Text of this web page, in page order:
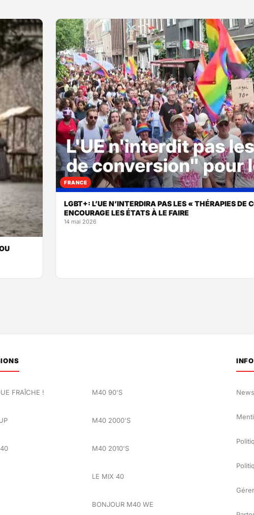
FRANCE
LGBT+: L’UE N’INTERDIRA PAS LES « THÉRAPIES DE
ENCOURAGE LES ÉTATS À LE FAIRE
14 mai 2026
FRAÎCHE ! M40 90'S
M40 2000'S
M40 2010'S
LE MIX 40
BONJOUR M40 WE